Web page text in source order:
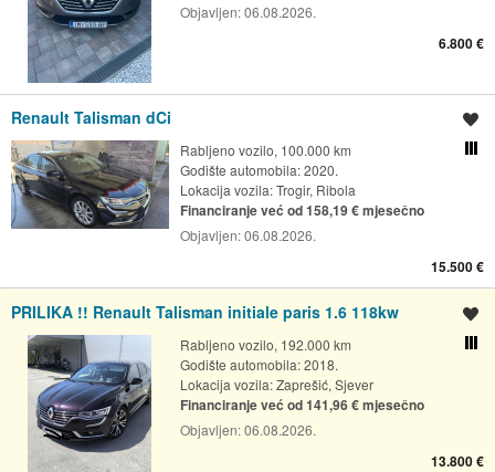
Objavljen:06.08.2026.
6.800 €
Renault Talisman dCi
Rabljeno vozilo, 100.000 km
Godište automobila: 2020.
Lokacija vozila:Trogir, Ribola
Financiranje već od 158,19 € mjesečno
Objavljen:06.08.2026.
15.500 €
PRILIKA !! Renault Talisman initiale paris 1.6 118kw
Rabljeno vozilo, 192.000 km
Godište automobila: 2018.
Lokacija vozila:Zaprešić, Sjever
Financiranje već od 141,96 € mjesečno
Objavljen:06.08.2026.
13.800 €